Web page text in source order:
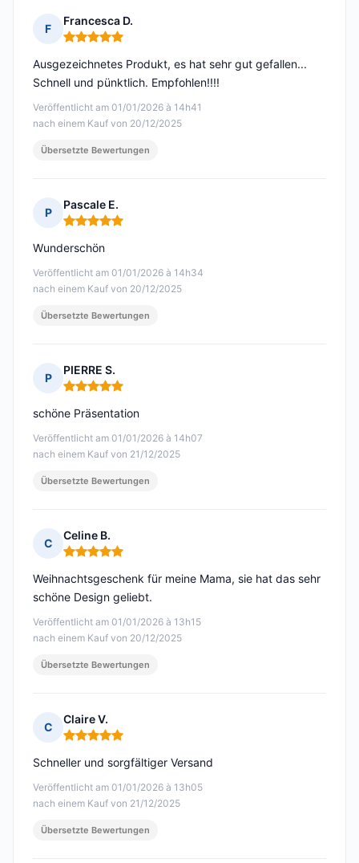
F
Francesca D.
Hinweis: 5 von 5
Veröffentlicht am 01/01/2026 à 14h41
nach einem Kauf von 20/12/2025
Ausgezeichnetes Produkt, es hat sehr gut gefallen...
Schnell und pünktlich. Empfohlen!!!!
Übersetzte Bewertungen
P
Pascale E.
Hinweis: 5 von 5
Veröffentlicht am 01/01/2026 à 14h34
nach einem Kauf von 20/12/2025
Wunderschön
Übersetzte Bewertungen
P
PIERRE S.
Hinweis: 5 von 5
Veröffentlicht am 01/01/2026 à 14h07
nach einem Kauf von 21/12/2025
schöne Präsentation
Übersetzte Bewertungen
C
Celine B.
Hinweis: 5 von 5
Veröffentlicht am 01/01/2026 à 13h15
nach einem Kauf von 20/12/2025
Weihnachtsgeschenk für meine Mama, sie hat das sehr
schöne Design geliebt.
Übersetzte Bewertungen
C
Claire V.
Hinweis: 5 von 5
Veröffentlicht am 01/01/2026 à 13h05
nach einem Kauf von 21/12/2025
Schneller und sorgfältiger Versand
Übersetzte Bewertungen